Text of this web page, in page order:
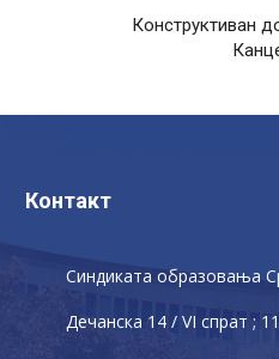
Конструктиван
Контакт
Синдиката образовања
Дечaнскa 14 / VI спрат ;